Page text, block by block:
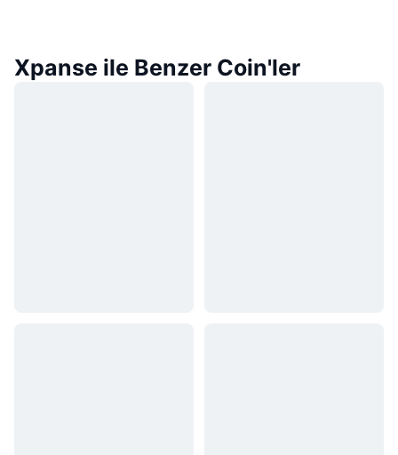
Xpanse ile Benzer Coin'ler